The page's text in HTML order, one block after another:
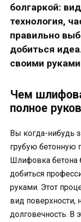
болгаркой:
технология,
правильно
добиться
своими
Чем
полное
Вы когда-нибудь
грубую бетонную
Шлифовка бетона
добиться
руками. Этот
вид поверхности,
долговечность. В